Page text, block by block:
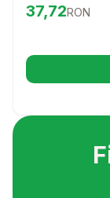
cainii de talie L-
Preț:37.72
37,72RON